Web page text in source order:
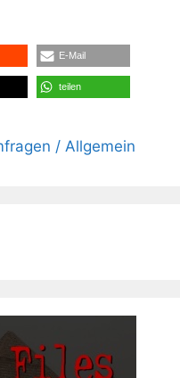
E-Mail
teilen
/ Allgemein